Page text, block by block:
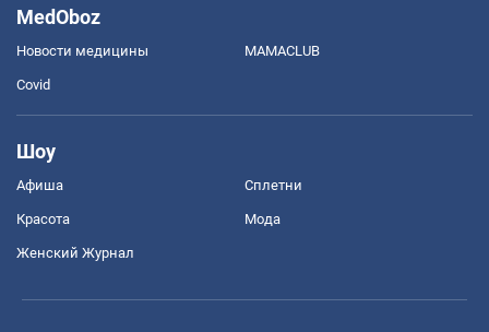
MedOboz
Новости медицины MAMACLUB
Covid
Шоу
Афиша Сплетни
Красота Мода
Женский Журнал